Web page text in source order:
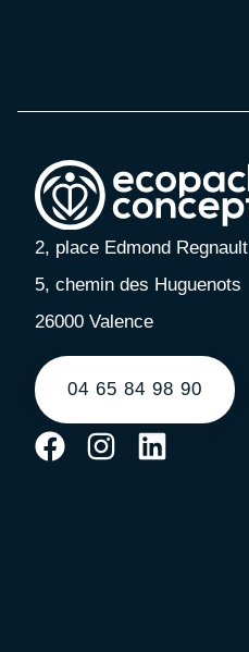
2, place Edmond Regnault
5, chemin des Huguenots
26000 Valence
04 65 84 98 90